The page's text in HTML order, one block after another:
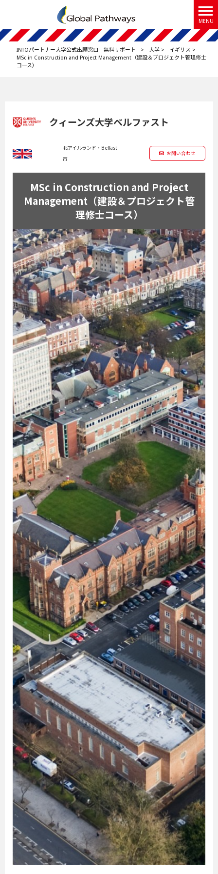
MENU
INTOパートナー大学公式出願窓口 無料サポート > 大学 > イギリス >
MSc in Construction and Project Management（建設＆プロジェクト管理修士
コース）
クィーンズ大学ベルファスト
北アイルランド・Belfast
市
お問い合わせ
MSc in Construction and Project
Management（建設＆プロジェクト管
理修士コース）